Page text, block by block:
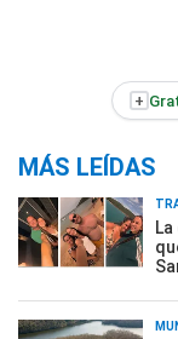
+
MÁS LEÍDAS